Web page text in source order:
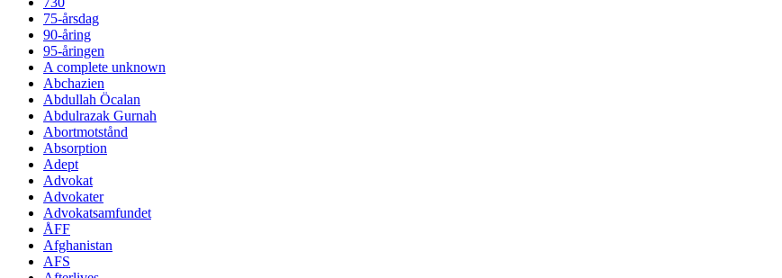
75-årsdag
90-åring
95-åringen
A complete unknown
Abchazien
Abdullah Öcalan
Abdulrazak Gurnah
Abortmotstånd
Absorption
Adept
Advokat
Advokater
Advokatsamfundet
ÅFF
Afghanistan
AFS